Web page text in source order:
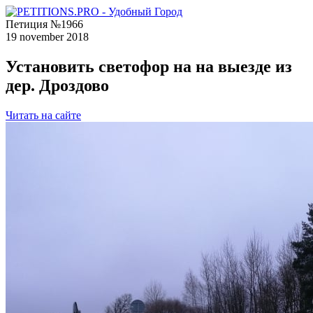
Петиция №1966
19 november 2018
Установить светофор на на выезде из
дер. Дроздово
Читать на сайте